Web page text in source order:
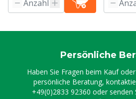
Persönliche
Haben Sie Fragen beim Kauf
persönliche Beratung,
+49(0)2833 92360 oder senden